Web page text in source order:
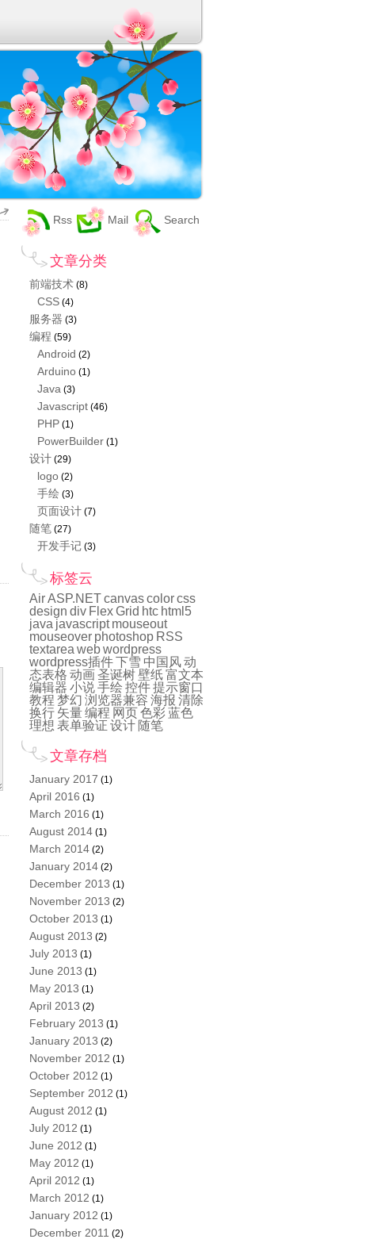
Rss Mail Search
文章分类
前端技术 (8)
CSS (4)
服务器 (3)
编程 (59)
Android (2)
Arduino (1)
Java (3)
Javascript (46)
PHP (1)
PowerBuilder (1)
设计 (29)
logo (2)
手绘 (3)
页面设计 (7)
随笔 (27)
开发手记 (3)
标签云
AirASP.NETcanvascolorcss
design div FlexGrid htc html5
java javascript mouseout
mouseover photoshop RSS
textarea webwordpress
wordpress插件下雪 中国风动
态表格 动画圣诞树 壁纸富文本
编辑器 小说手绘 控件提示窗口
教程 梦幻 浏览器兼容 海报 清除
换行 矢量编程 网页色彩蓝色
理想 表单验证 设计 随笔
文章存档
January 2017 (1)
April 2016 (1)
March 2016 (1)
August 2014 (1)
March 2014 (2)
January 2014 (2)
December 2013 (1)
November 2013 (2)
October 2013 (1)
August 2013 (2)
July 2013 (1)
June 2013 (1)
May 2013 (1)
April 2013 (2)
February 2013 (1)
January 2013 (2)
November 2012 (1)
October 2012 (1)
September 2012 (1)
August 2012 (1)
July 2012 (1)
June 2012 (1)
May 2012 (1)
April 2012 (1)
March 2012 (1)
January 2012 (1)
December 2011 (2)